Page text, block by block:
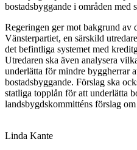
bostadsbyggande i områden med
Regeringen ger mot bakgrund av
Vänsterpartiet, en särskild
det befintliga systemet med
Utredaren ska även analysera
underlätta för mindre byggherrar
bostadsbyggande. Förslag ska
statliga topplån för att underlätta
landsbygdskommitténs förslag
Linda Kante